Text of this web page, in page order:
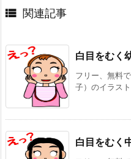
 関連記事
白目をむく
フリー、無料
子）のイラス
白目をむく